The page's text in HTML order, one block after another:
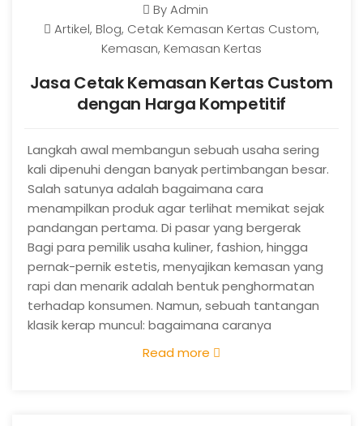
ByAdmin
Artikel, Blog, Cetak Kemasan Kertas Custom,
Kemasan, Kemasan Kertas
Jasa Cetak Kemasan Kertas Custom
dengan Harga Kompetitif
Langkah awal membangun sebuah usaha sering
kali dipenuhi dengan banyak pertimbangan besar.
Salah satunya adalah bagaimana cara
menampilkan produk agar terlihat memikat sejak
pandangan pertama. Di pasar yang bergerak
sangat cepat saat ini, daya tarik visual menjadi
penentu apakah seorang konsumen akan melirik
produk Anda atau justru melewatinya. Kemasan
sering kali menjadi titik temu pertama antara kerja
keras Anda sebagai produsen dan ekspektasi para
Bagi para pemilik usaha kuliner, fashion, hingga
pernak-pernik estetis, menyajikan kemasan yang
rapi dan menarik adalah bentuk penghormatan
terhadap konsumen. Namun, sebuah tantangan
klasik kerap muncul: bagaimana caranya
mendapatkan kemasan berkualitas tanpa
Read more